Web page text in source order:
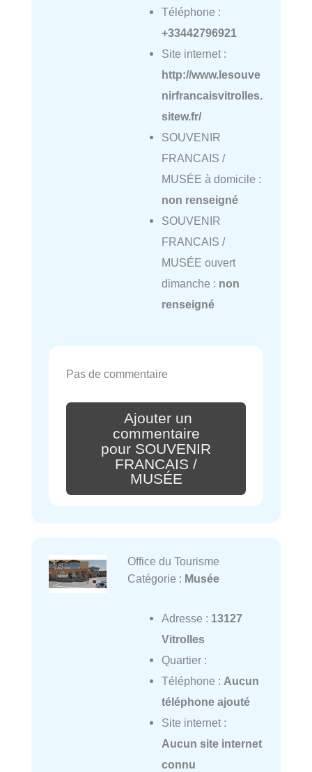
Téléphone :
+33442796921
Site internet :
http://www.lesouve
nirfrancaisvitrolles.
sitew.fr/
SOUVENIR
FRANCAIS /
MUSÉE à domicile :
non renseigné
SOUVENIR
FRANCAIS /
MUSÉE ouvert
dimanche : non
renseigné
Pas de commentaire
Ajouter un
commentaire
pour SOUVENIR
FRANCAIS /
MUSÉE
Office du Tourisme
Catégorie : Musée
Adresse : 13127
Vitrolles
Quartier :
Téléphone : Aucun
téléphone ajouté
Site internet :
Aucun site internet
connu